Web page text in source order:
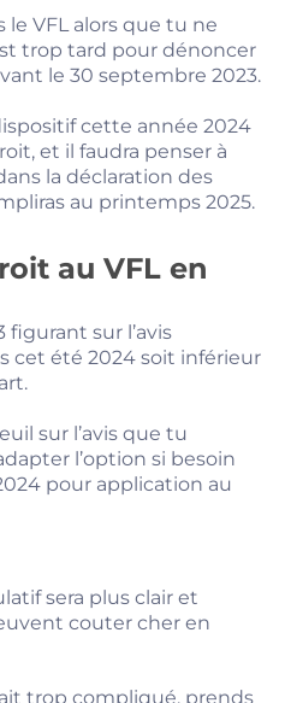
le VFL alors que tu ne
trop tard pour dénoncer
le 30 septembre 2023.
cette année 2024
et il faudra penser à
la déclaration des
au printemps 2025.
au VFL en
figurant sur l’avis
cet été 2024 soit inférieur
sur l’avis que tu
l’option si besoin
pour application au
sera plus clair et
couter cher en
trop compliqué, prends